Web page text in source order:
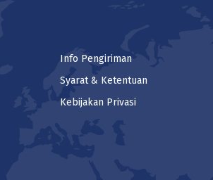
Info Pengiriman
Syarat & Ketentuan
Kebijakan Privasi